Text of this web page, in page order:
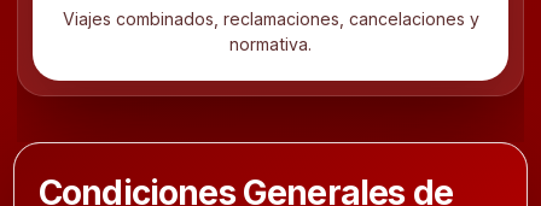
Viajes combinados, reclamaciones, cancelaciones y
normativa.
Condiciones Generales de